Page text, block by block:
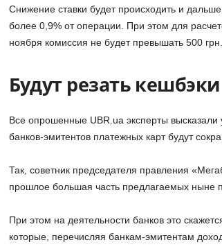
Снижение ставки будет происходить и
более 0,9% от операции. При этом для
ноября комиссия не будет превышать 500 грн.
Будут резать
Все опрошенные UBR.ua эксперты
банков-эмитентов платежных карт будут
Так, советник председателя правления
прошлое большая часть предлагаемых ныне
При этом на деятельности банков это
которые, перечисляя банкам-эмитентам